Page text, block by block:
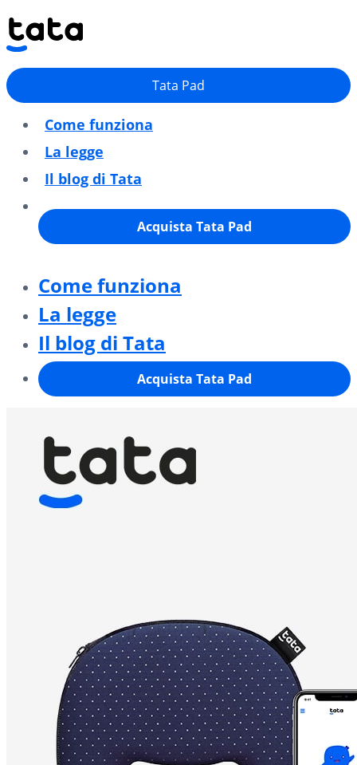
Tata Pad
Come funziona
La legge
Il blog di Tata
Acquista Tata Pad
Come funziona
La legge
Il blog di Tata
Acquista Tata Pad